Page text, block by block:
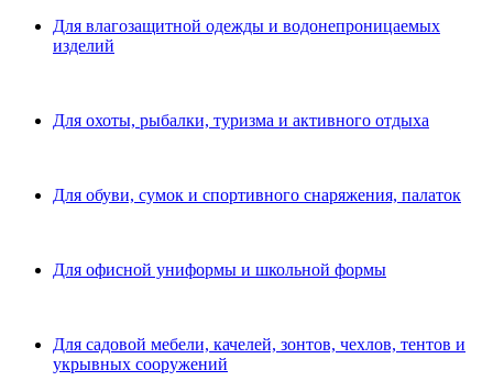
Для влагозащитной одежды и водонепроницаемых
изделий
Для охоты, рыбалки, туризма и активного отдыха
Для обуви, сумок и спортивного снаряжения, палаток
Для офисной униформы и школьной формы
Для садовой мебели, качелей, зонтов, чехлов, тентов и
укрывных сооружений